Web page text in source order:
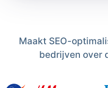
Maakt SEO-
bedrijven over